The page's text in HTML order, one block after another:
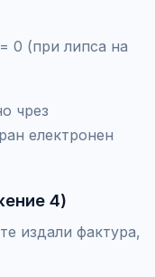
0 (при липса на
чрез
електронен
4)
издали фактура,